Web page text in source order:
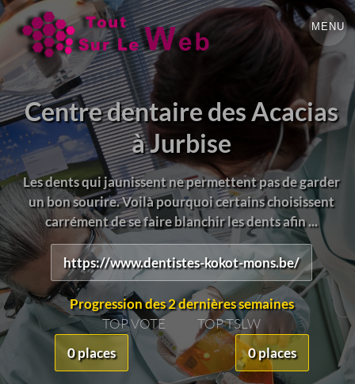
MENU
Centre dentaire des Acacias
à Jurbise
Les dents qui jaunissent ne permettent pas de garder
un bon sourire. Voilà pourquoi certains choisissent
carrément de se faire blanchir les dents afin ...
https://www.dentistes-kokot-mons.be/
Progression des 2 dernières semaines
TOP VOTE
0 places
TOP TSLW
0 places